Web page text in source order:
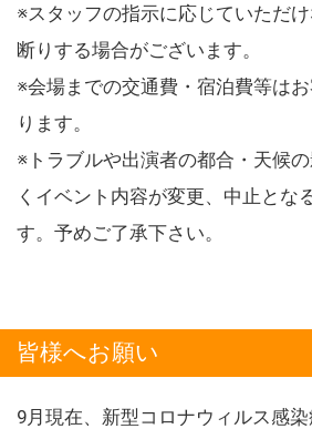
※スタッフの指示に応じていただ
断りする場合がございます。
※会場までの交通費・宿泊費等は
ります。
※トラブルや出演者の都合・天候
くイベント内容が変更、中止とな
す。予めご了承下さい。
皆様へお願い
9月現在、新型コロナウィルス感